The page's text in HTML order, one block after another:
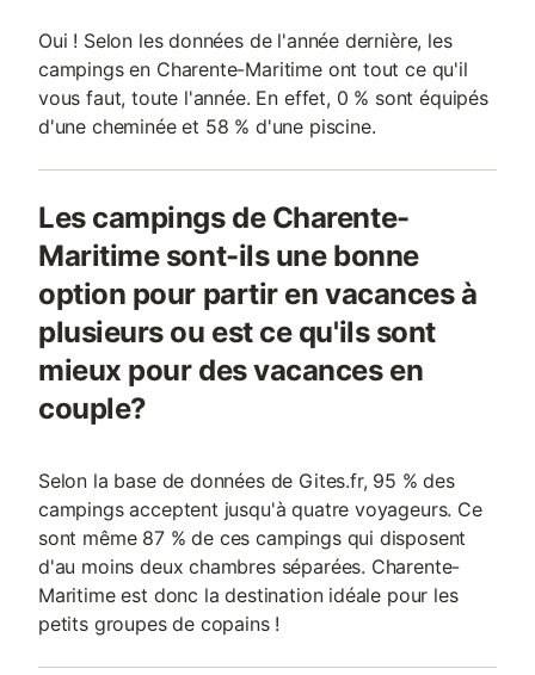
Oui ! Selon les données de l'année dernière, les
campings en Charente-Maritime ont tout ce qu'il
vous faut, toute l'année. En effet, 0 % sont équipés
d'une cheminée et 58 % d'une piscine.
Les campings de Charente-
Maritime sont-ils une bonne
option pour partir en vacances à
plusieurs ou est ce qu'ils sont
mieux pour des vacances en
couple?
Selon la base de données de Gites.fr, 95 % des
campings acceptent jusqu'à quatre voyageurs. Ce
sont même 87 % de ces campings qui disposent
d'au moins deux chambres séparées. Charente-
Maritime est donc la destination idéale pour les
petits groupes de copains !